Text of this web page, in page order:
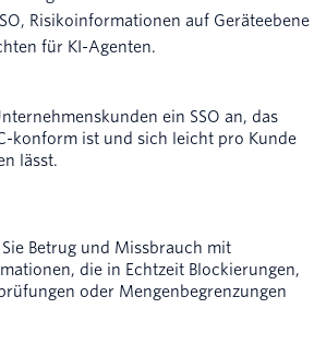
Risikoinformationen auf Geräteebene
für KI-Agenten.
ein SSO an, das
konform ist und sich leicht pro Kunde
lässt.
Sie Betrug und Missbrauch mit
die in Echtzeit Blockierungen,
oder Mengenbegrenzungen